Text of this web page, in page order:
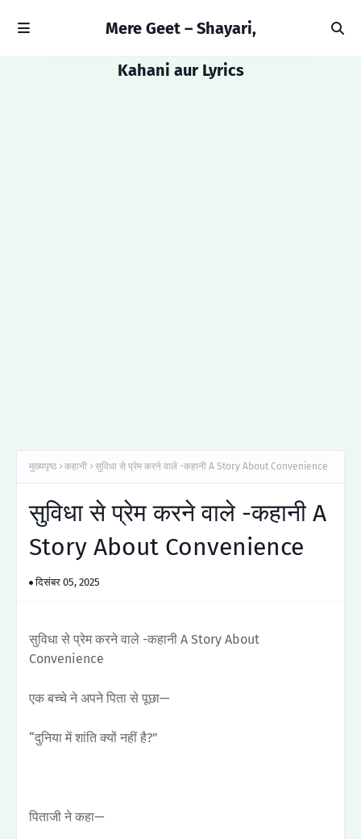
Mere Geet – Shayari,
Kahani aur Lyrics
मुख्यपृष्ठ कहानी सुविधा से प्रेम करने वाले -कहानी A Story About Convenience
सुविधा से प्रेम करने वाले -कहानी A
Story About Convenience
दिसंबर 05, 2025
सुविधा से प्रेम करने वाले -कहानी A Story About
Convenience
एक बच्चे ने अपने पिता से पूछा—
“दुनिया में शांति क्यों नहीं है?”
पिताजी ने कहा—